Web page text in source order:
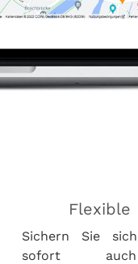
Flexible
Sichern Sie
sofort